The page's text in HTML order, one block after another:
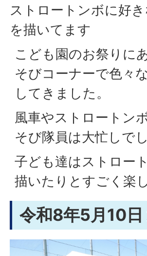
ストロートンボに好
を描いてます
こども園のお祭りに
そびコーナーで色々
してきました。
風車やストロートン
そび隊員は大忙しでし
子ども達はストロー
描いたりとすごく楽
令和8年5月10